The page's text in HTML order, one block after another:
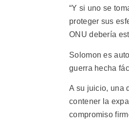
“Y si uno se
proteger sus
ONU debería
Solomon es
guerra hecha
A su juicio, una
contener la
compromiso